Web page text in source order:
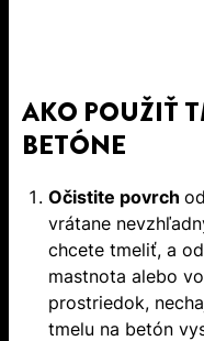
AKO POUŽIŤ
BETÓNE
Očistite povrch
vrátane
chcete tmeliť, a
mastnota alebo
prostriedok,
tmelu na betón